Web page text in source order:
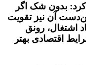
کرد: بدون شک اگر
آن نیز تقویت
اشتغال، رونق
اقتصادی بهتر